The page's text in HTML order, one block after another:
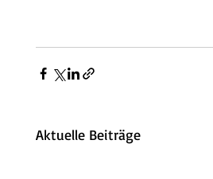
Aktuelle Beiträge